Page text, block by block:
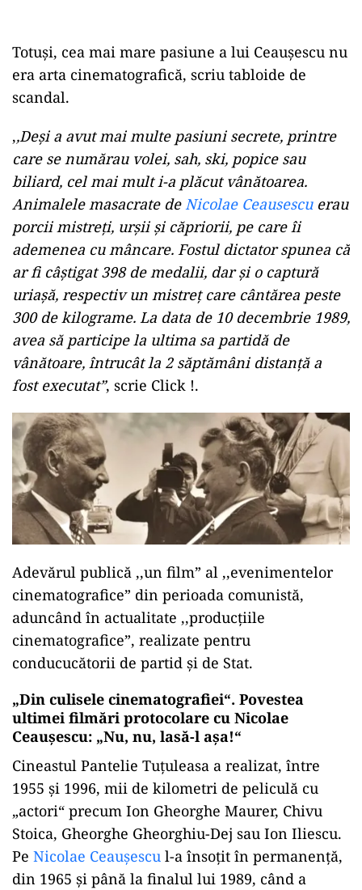
Totuși, cea mai mare pasiune a lui Ceaușescu nu
era arta cinematografică, scriu tabloide de
scandal.
,,Deși a avut mai multe pasiuni secrete, printre
care se numărau volei, sah, ski, popice sau
biliard, cel mai mult i-a plăcut vânătoarea.
Animalele masacrate deNicolae Ceausescuerau
porcii mistreți, urșii și căpriorii, pe care îi
ademenea cu mâncare. Fostul dictator spunea că
ar fi câștigat 398 de medalii, dar și o captură
uriașă, respectiv un mistreț care cântărea peste
300 de kilograme. La data de 10 decembrie 1989,
avea să participe la ultima sa partidă de
vânătoare, întrucât la 2 săptămâni distanță a
fost executat”, scrie Click !.
Adevărul publică ,,un film” al ,,evenimentelor
cinematografice” din perioada comunistă,
aduncând în actualitate ,,producțiile
cinematografice”, realizate pentru
conducucătorii de partid și de Stat.
„Din culisele cinematografiei“. Povestea
ultimei filmări protocolare cu Nicolae
Ceauşescu: „Nu, nu, lasă-l aşa!“
Cineastul Pantelie Tuţuleasa a realizat, între
1955 şi 1996, mii de kilometri de peliculă cu
„actori“ precum Ion Gheorghe Maurer, Chivu
Stoica, Gheorghe Gheorghiu-Dej sau Ion Iliescu.
Pe Nicolae Ceauşescu l-a însoţit în permanenţă,
din 1965 şi până la finalul lui 1989, când a